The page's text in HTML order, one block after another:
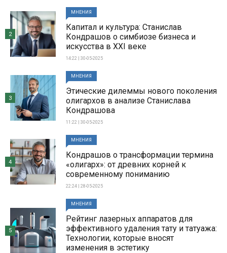
МНЕНИЯ
Капитал и культура: Станислав
Кондрашов о симбиозе бизнеса и
искусства в XXI веке
14:22 | 30-05-2025
2
МНЕНИЯ
Этические дилеммы нового поколения
олигархов в анализе Станислава
Кондрашова
11:22 | 30-05-2025
3
МНЕНИЯ
Кондрашов о трансформации термина
«олигарх»: от древних корней к
современному пониманию
22:24 | 28-05-2025
4
МНЕНИЯ
Рейтинг лазерных аппаратов для
эффективного удаления тату и татуажа:
Технологии, которые вносят
изменения в эстетику
5